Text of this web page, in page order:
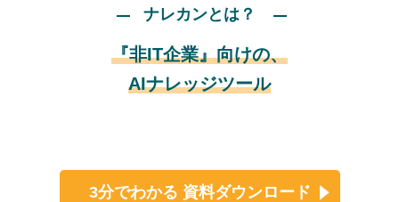
ナレカンとは？
『非IT企業』向けの、
AIナレッジツール
3分でわかる 資料ダウンロード